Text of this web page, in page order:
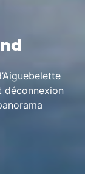
déconnexion